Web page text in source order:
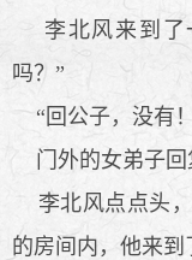
李北风来到了
吗？”
“回公子，没有
门外的女弟子回
李北风点点头，
的房间内，他来到